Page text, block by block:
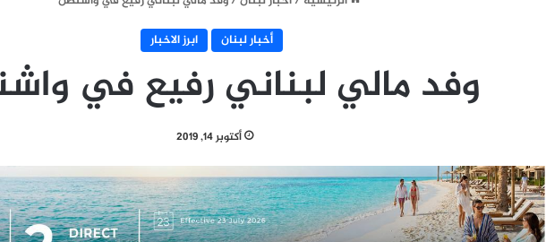
أخبار لبنان
ابرز الاخبار
وفد مالي لبناني رفيع في
أكتوبر 14, 2019